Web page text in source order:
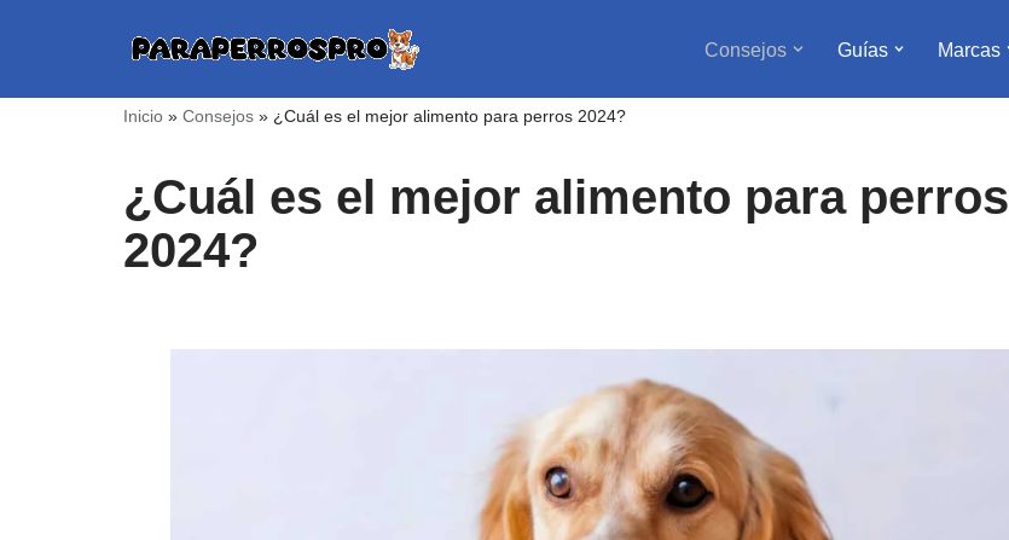
al
Consejos Guías Marcas
Inicio » Consejos » ¿Cuál es el mejor alimento para perros 2024?
¿Cuál es el mejor alimento para perros
2024?